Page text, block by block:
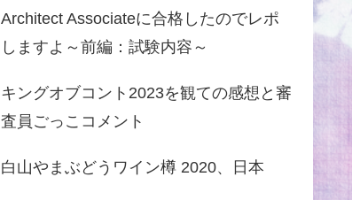
Architect Associateに合格したのでレポ
しますよ～前編：試験内容～
キングオブコント2023を観ての感想と審
査員ごっこコメント
白山やまぶどうワイン樽 2020、日本